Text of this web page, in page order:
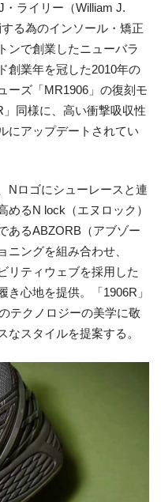
ライリー（William J.
る為のインソール・矯正
ンで創業したニューバラ
創業年を冠した2010年の
ーズ「MR1906」の復刻モ
」同様に、高い衝撃吸収性
にアップデートされてい
Nロゴにシューレースと連
めるN lock（エヌロック）
あるABZORB（アブゾー
ニングを組み合わせ、
リティウェブを採用した
き心地を提供。「1906R」
テクノロジーの美学に敬
なスタイルを提案する。